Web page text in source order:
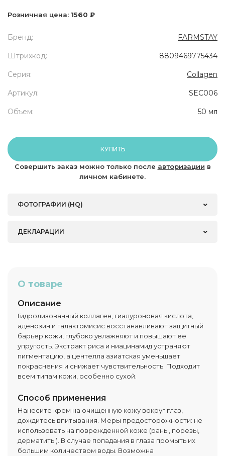
Розничная цена: 1560 ₽
Бренд: FARMSTAY
Штрихкод: 8809469775434
Серия: Collagen
Артикул: SEC006
Объем: 50 мл
КУПИТЬ
Совершить заказ можно только после авторизации в
личном кабинете.
ФОТОГРАФИИ (HQ)
ДЕКЛАРАЦИИ
О товаре
Описание
Гидролизованный коллаген, гиалуроновая кислота,
аденозин и галактомисис восстанавливают защитный
барьер кожи, глубоко увлажняют и повышают её
упругость. Экстракт риса и ниацинамид устраняют
пигментацию, а центелла азиатская уменьшает
покраснения и снижает чувствительность. Подходит
всем типам кожи, особенно сухой.
Способ применения
Нанесите крем на очищенную кожу вокруг глаз,
дождитесь впитывания. Меры предосторожности: не
использовать на поврежденной коже (раны, порезы,
дерматиты). В случае попадания в глаза промыть их
большим количеством воды. Возможна